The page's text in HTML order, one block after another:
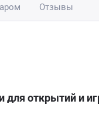
Отзывы
для открытий и